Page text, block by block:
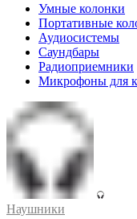
Умные колонки
Портативные
Аудиосистемы
Саундбары
Радиоприемники
Микрофоны для
Наушники